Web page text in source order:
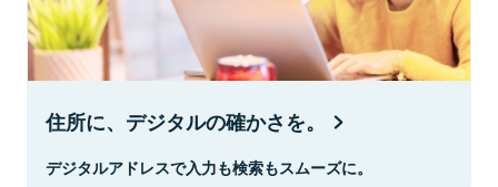
住所に、デジタルの確かさを。
デジタルアドレスで入力も検索もスムーズに。